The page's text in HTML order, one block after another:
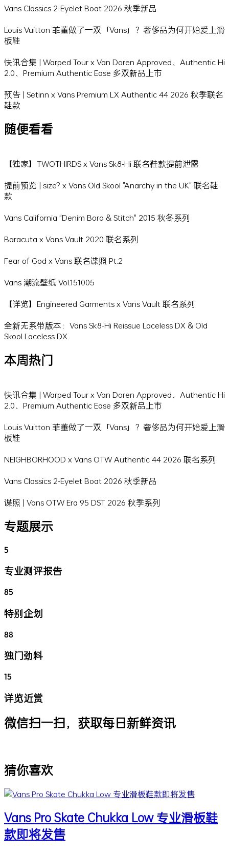
Vans Classics 2-Eyelet Boat 2026 秋季新品
Louis Vuitton 菲董做了一双「Vans」？奢侈品为何开始爱上滑
板鞋
快讯合集 | Warped Tour x Van Doren Approved、Authentic Hi
2.0、Premium Authentic Ease 多双新品上市
预告 | Setinn x Vans Premium LX Authentic 44 2026 秋季联名
鞋款
随便看看
【独家】TWOTHIRDS x Vans Sk8-Hi 联名鞋款提前泄露
提前预览 | size? x Vans Old Skool "Anarchy in the UK" 联名鞋
款
Vans California "Denim Boro & Stitch" 2015 秋冬系列
Baracuta x Vans Vault 2020 联名系列
Fear of God x Vans 联名谍照 Pt.2
Vans 潮流壁纸 Vol.151005
【详览】Engineered Garments x Vans Vault 联名系列
全新无系带版本：Vans Sk8-Hi Reissue Laceless DX & Old
Skool Laceless DX
本周热门
快讯合集 | Warped Tour x Van Doren Approved、Authentic Hi
2.0、Premium Authentic Ease 多双新品上市
Louis Vuitton 菲董做了一双「Vans」？奢侈品为何开始爱上滑
板鞋
NEIGHBORHOOD x Vans OTW Authentic 44 2026 联名系列
Vans Classics 2-Eyelet Boat 2026 秋季新品
谍照 | Vans OTW Era 95 DST 2026 秋季系列
专题展示
5
专业测评报告
85
特别企划
88
独门劲料
15
详览近赏
微信扫一扫，获取每日新鲜资讯
猜你喜欢
Vans Pro Skate Chukka Low 专业滑板鞋
款即将发售